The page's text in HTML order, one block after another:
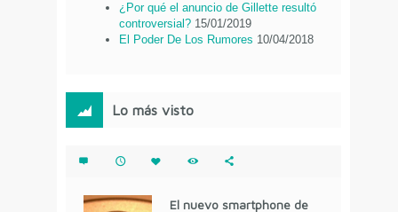
¿Por qué el anuncio de Gillette resultó
controversial? 15/01/2019
El Poder De Los Rumores 10/04/2018
Lo más visto
El nuevo smartphone de